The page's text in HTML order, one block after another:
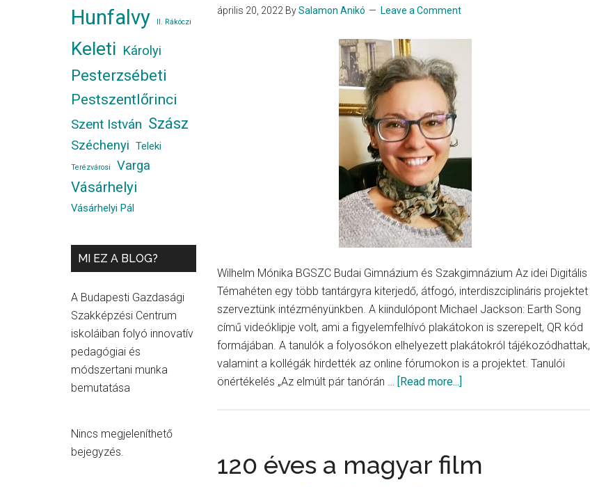
április 20, 2022 BySalamon Anikó Leave a Comment
Wilhelm Mónika BGSZC Budai Gimnázium és Szakgimnázium Az idei Digitális
Témahéten egy több tantárgyra kiterjedő, átfogó, interdiszciplináris projektet
szerveztünk intézményünkben. A kiindulópont Michael Jackson: Earth Song
című videóklipje volt, ami a figyelemfelhívó plakátokon is szerepelt, QR kód
formájában. A tanulók a folyosókon elhelyezett plakátokról tájékozódhattak,
valamint a kollégák hirdették az online fórumokon is a projektet. Tanulói
önértékelés „Az elmúlt pár tanórán …
[Read more...]
Earth
120 éves a magyar film
Hunfalvy II. Rákóczi
Keleti Károlyi
Pesterzsébeti
Pestszentlőrinci
Szent István Szász
Széchenyi Teleki
Terézvárosi Varga
Vásárhelyi
Vásárhelyi Pál
MI EZ A BLOG?
A Budapesti Gazdasági
Szakképzési Centrum
iskoláiban folyó innovatív
pedagógiai és
módszertani munka
bemutatása
Nincs megjeleníthető
bejegyzés.